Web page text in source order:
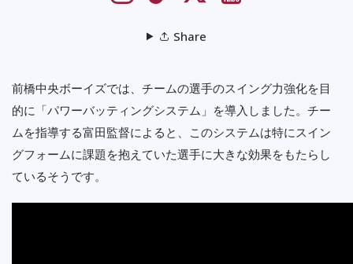
Share
前橋中央ボーイズでは、チームの選手のスイング力強化を目
的に「パワーバッティングシステム」を導入しました。チー
ムを指導する富田監督によると、このシステムは特にスイン
グフォームに課題を抱えていた選手に大きな効果をもたらし
ているそうです。